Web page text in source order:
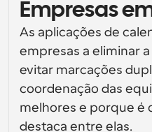
Para Equipas
Agendamento
Para Organizações
Equipas maiores que
e segurança
Para Empresas
Desenvolvedor
Documentação do
Documentação para
Recursos
Tipo de Letra: Cal
O nosso próprio tipo
Empresas
As aplicações de
empresas a eliminar
evitar marcações
coordenação das
melhores e porque é
destaca entre elas.